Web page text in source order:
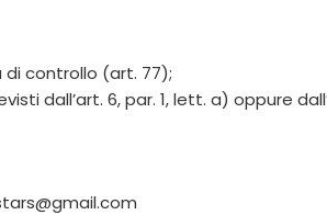
controllo (art. 77);
dall’art. 6, par. 1, lett. a) oppure